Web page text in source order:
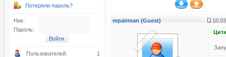
Потеряли пароль?
Ник:
Пароль:
Пользователей:
1
repairman (Guest)